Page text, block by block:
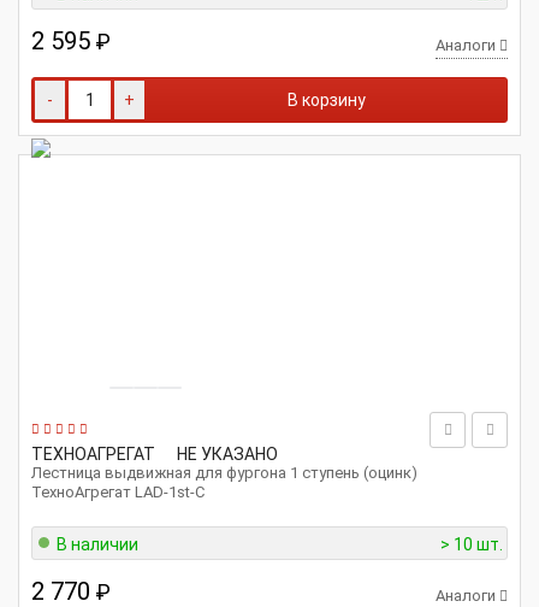
2 595 ₽ Аналоги
- + В корзину
ТЕХНОАГРЕГАТ НЕ УКАЗАНО
Лестница выдвижная для фургона 1 ступень (оцинк)
ТехноАгрегат LAD-1st-С
В наличии > 10 шт.
2 770 ₽ Аналоги